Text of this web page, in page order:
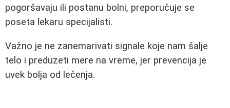
pogoršavaju ili postanu bolni, preporučuje se
poseta lekaru specijalisti.
Važno je ne zanemarivati signale koje nam šalje
telo i preduzeti mere na vreme, jer prevencija je
uvek bolja od lečenja.